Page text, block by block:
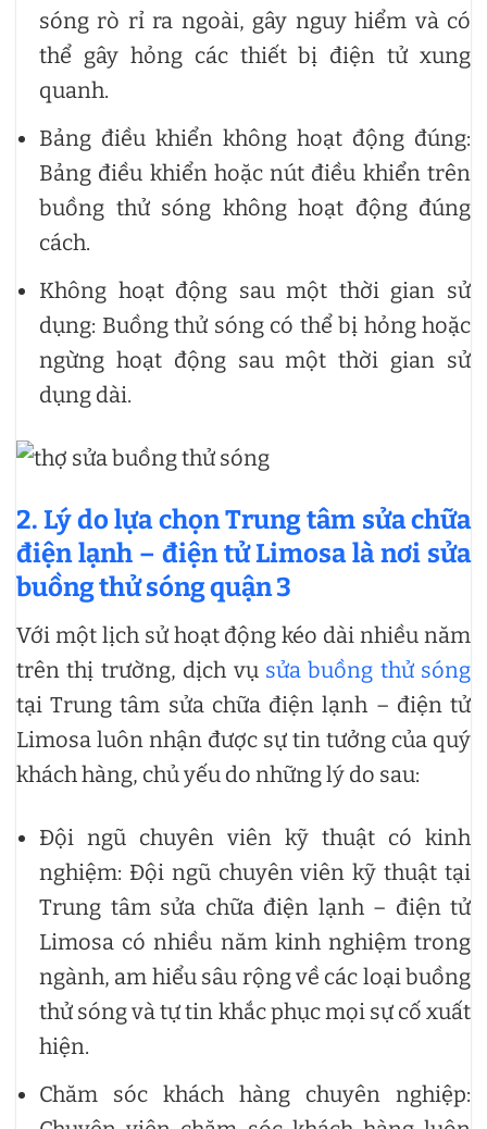
sóng rò rỉ ra ngoài, gây nguy hiểm và có
thể gây hỏng các thiết bị điện tử xung
quanh.
Bảng điều khiển không hoạt động đúng:
Bảng điều khiển hoặc nút điều khiển trên
buồng thử sóng không hoạt động đúng
cách.
Không hoạt động sau một thời gian sử
dụng: Buồng thử sóng có thể bị hỏng hoặc
ngừng hoạt động sau một thời gian sử
dụng dài.
2. Lý do lựa chọn Trung tâm sửa chữa
điện lạnh – điện tử Limosa là nơi sửa
buồng thử sóng quận 3
Với một lịch sử hoạt động kéo dài nhiều năm
trên thị trường, dịch vụ sửa buồng thử sóng
tại Trung tâm sửa chữa điện lạnh – điện tử
Limosa luôn nhận được sự tin tưởng của quý
khách hàng, chủ yếu do những lý do sau:
Đội ngũ chuyên viên kỹ thuật có kinh
nghiệm: Đội ngũ chuyên viên kỹ thuật tại
Trung tâm sửa chữa điện lạnh – điện tử
Limosa có nhiều năm kinh nghiệm trong
ngành, am hiểu sâu rộng về các loại buồng
thử sóng và tự tin khắc phục mọi sự cố xuất
hiện.
Chăm sóc khách hàng chuyên nghiệp: